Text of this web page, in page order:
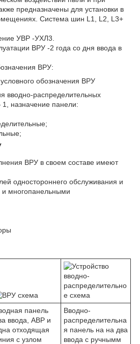
предназначены для установки в
Система шин L1, L2, L3+
УВР -УХЛ3.
ВРУ -2 года со дня ввода в
ВРУ:
вводно-распределительных
назначение панели:
ВРУ в своем составе имеют
одностороннего обслуживания и
многопанельными
панель
ввода, АВР и
отходящая
с узлом
Вводно-
распределительна
я панель на на два
ввода с ручнымм